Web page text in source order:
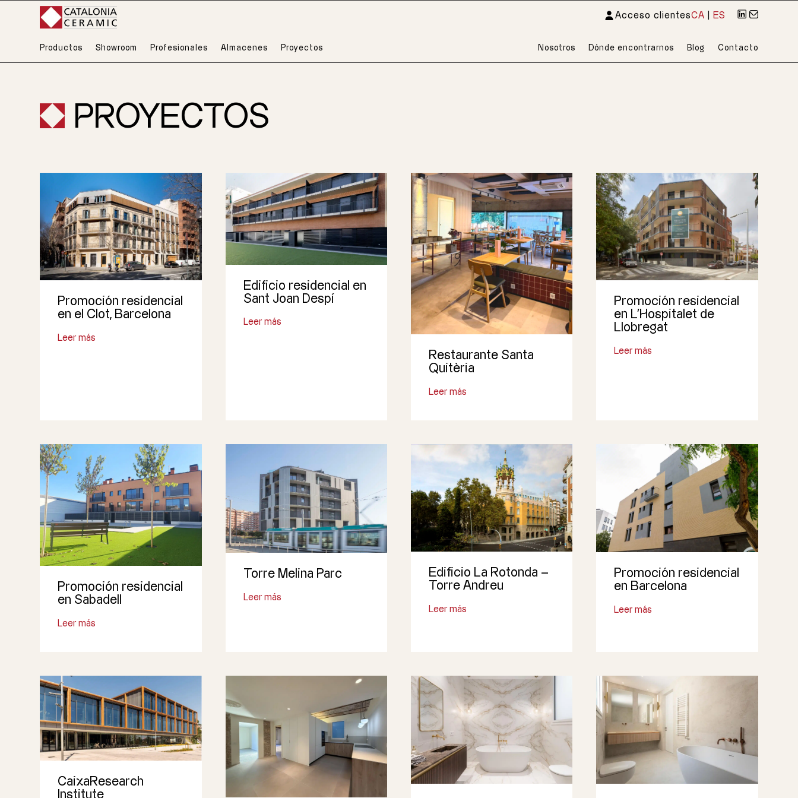
Acceso clientesCA ES
Productos Showroom Profesionales Almacenes Proyectos Nosotros Dónde encontrarnos Blog Contacto
PROYECTOS
Promoción residencial
en el Clot, Barcelona
Leer más
Edificio residencial en
Sant Joan Despí
Leer más
Restaurante Santa
Quitèria
Leer más
Promoción residencial
en L’Hospitalet de
Llobregat
Leer más
Promoción residencial
en Sabadell
Leer más
Torre Melina Parc
Leer más
Edificio La Rotonda –
Torre Andreu
Leer más
Promoción residencial
en Barcelona
Leer más
CaixaResearch
Institute